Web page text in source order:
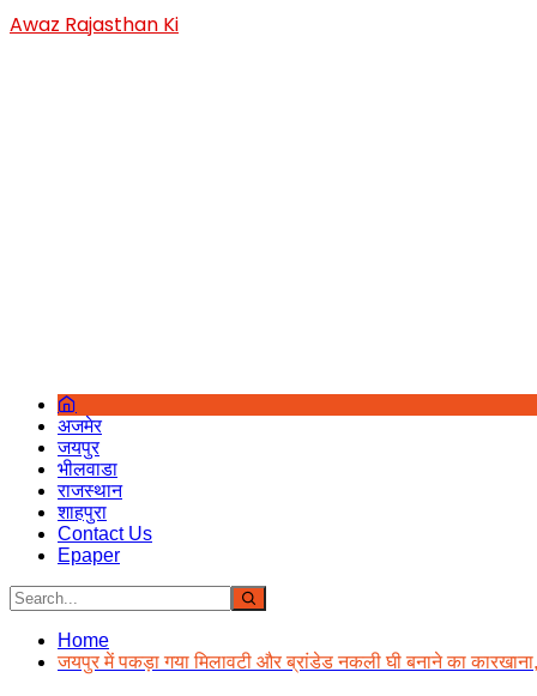
Skip
to
Awaz Rajasthan Ki
अजमेर
जयपुर
भीलवाडा
राजस्थान
शाहपुरा
Contact Us
Epaper
Home
जयपुर में पकड़ा गया मिलावटी और ब्रांडेड नकली घी बनाने का